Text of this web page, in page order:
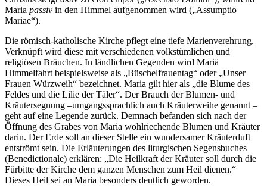
Maria passiv in den Himmel aufgenommen wird („Assumptio
Mariae“).
Die römisch-katholische Kirche pflegt eine tiefe Marienverehrung.
Verknüpft wird diese mit verschiedenen volkstümlichen und
religiösen Bräuchen. In ländlichen Gegenden wird Mariä
Himmelfahrt beispielsweise als „Büschelfrauentag“ oder „Unser
Frauen Würzweih“ bezeichnet. Maria gilt hier als „die Blume des
Feldes und die Lilie der Täler“. Der Brauch der Blumen- und
Kräutersegnung –umgangssprachlich auch Kräuterweihe genannt –
geht auf eine Legende zurück. Demnach befanden sich nach der
Öffnung des Grabes von Maria wohlriechende Blumen und Kräuter
darin. Der Erde soll an dieser Stelle ein wundersamer Kräuterduft
entströmt sein. Die Erläuterungen des liturgischen Segensbuches
(Benedictionale) erklären: „Die Heilkraft der Kräuter soll durch die
Fürbitte der Kirche dem ganzen Menschen zum Heil dienen.“
Dieses Heil sei an Maria besonders deutlich geworden.